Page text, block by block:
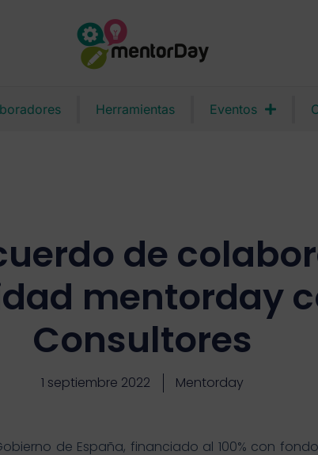
Herramientas Eventos
de
mentorday
Consultores
1 septiembre 2022 Mentorday
de España, financiado al 100% con